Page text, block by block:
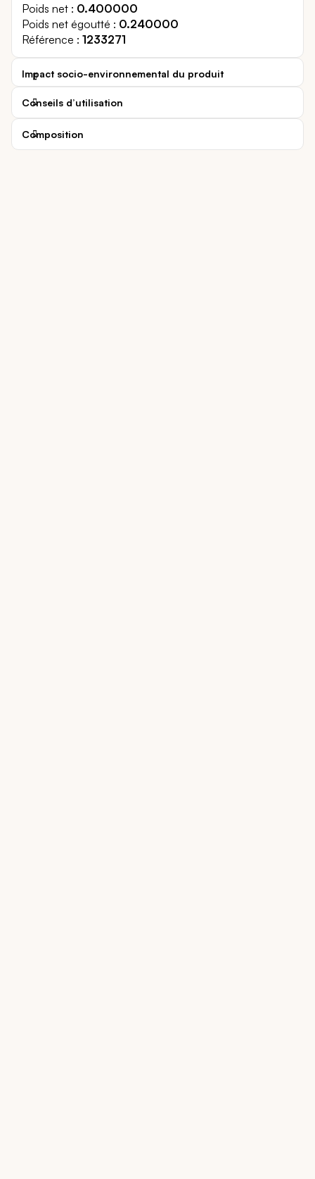
Poids net
0.400000
Poids net égoutté
0.240000
Référence
1233271
Impact socio-environnemental du produit
Conseils d’utilisation
Composition